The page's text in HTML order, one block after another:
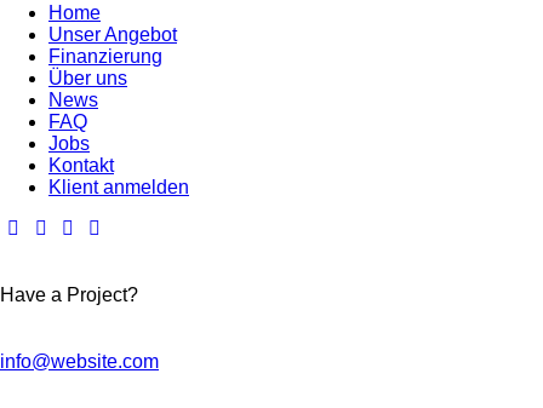
Home
Unser Angebot
Finanzierung
Über uns
News
FAQ
Jobs
Kontakt
Klient anmelden
Have a Project?
info@website.com